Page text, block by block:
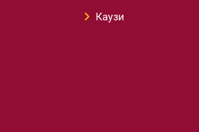
Каузи